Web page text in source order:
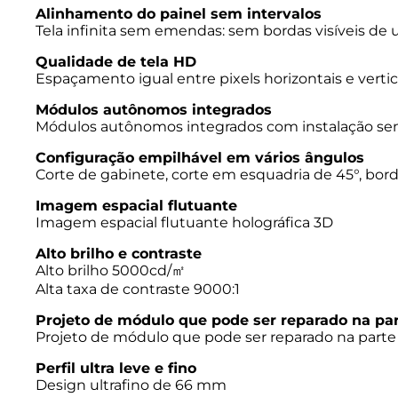
Alinhamento do painel sem intervalos
Tela infinita sem emendas: sem bordas visíveis de
Qualidade de tela HD
Espaçamento igual entre pixels horizontais e
Módulos autônomos integrados
Módulos autônomos integrados com instalação
Configuração empilhável em vários ângulos
Corte de gabinete, corte em esquadria de 45°,
Imagem espacial flutuante
Imagem espacial flutuante holográfica 3D
Alto brilho e contraste
Alto brilho 5000cd/㎡
Alta taxa de contraste 9000:1
Projeto de módulo que pode ser reparado na
Projeto de módulo que pode ser reparado na
Perfil ultra leve e fino
Design ultrafino de 66 mm